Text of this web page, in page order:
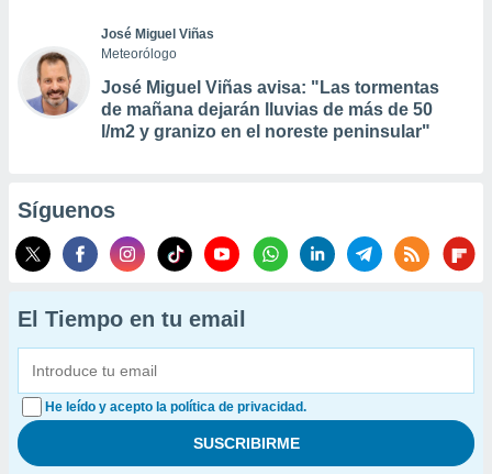
José Miguel Viñas
Meteorólogo
José Miguel Viñas avisa: "Las tormentas
de mañana dejarán lluvias de más de 50
l/m2 y granizo en el noreste peninsular"
Síguenos
El Tiempo en tu email
He leído y acepto la política de privacidad.